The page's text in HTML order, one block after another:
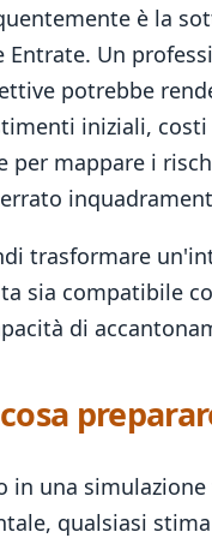
è la
Un
potrebbe
iniziali,
per mappare i
trasformare
sia compatibile
di
una
qualsiasi